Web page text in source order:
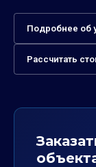
Подробнее об
Рассчитать